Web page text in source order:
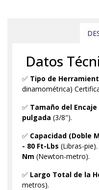
Datos
✅ Tipo de
dinamométrica)
✅ Tamaño del
pulgada (3/8").
✅ Capacidad (Doble
- 80 Ft-Lbs (Libras-pie).
Nm (Newton-metro).
✅ Largo Total de la
metros).